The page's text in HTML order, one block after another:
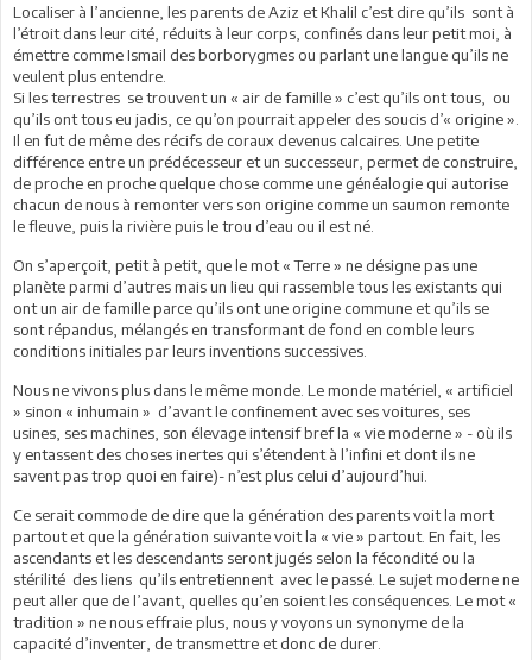
Localiser à l’ancienne, les parents de Aziz et Khalil c’est dire qu’ils sont à
l’étroit dans leur cité, réduits à leur corps, confinés dans leur petit moi, à
émettre comme Ismail des borborygmes ou parlant une langue qu’ils ne
veulent plus entendre.
Si les terrestres se trouvent un « air de famille » c’est qu’ils ont tous, ou
qu’ils ont tous eu jadis, ce qu’on pourrait appeler des soucis d’« origine ».
Il en fut de même des récifs de coraux devenus calcaires. Une petite
différence entre un prédécesseur et un successeur, permet de construire,
de proche en proche quelque chose comme une généalogie qui autorise
chacun de nous à remonter vers son origine comme un saumon remonte
le fleuve, puis la rivière puis le trou d’eau ou il est né.
On s’aperçoit, petit à petit, que le mot « Terre » ne désigne pas une
planète parmi d’autres mais un lieu qui rassemble tous les existants qui
ont un air de famille parce qu’ils ont une origine commune et qu’ils se
sont répandus, mélangés en transformant de fond en comble leurs
conditions initiales par leurs inventions successives.
Nous ne vivons plus dans le même monde. Le monde matériel, « artificiel
» sinon « inhumain » d’avant le confinement avec ses voitures, ses
usines, ses machines, son élevage intensif bref la « vie moderne » - où ils
y entassent des choses inertes qui s’étendent à l’infini et dont ils ne
savent pas trop quoi en faire)- n’est plus celui d’aujourd’hui.
Ce serait commode de dire que la génération des parents voit la mort
partout et que la génération suivante voit la « vie » partout. En fait, les
ascendants et les descendants seront jugés selon la fécondité ou la
stérilité des liens qu’ils entretiennent avec le passé. Le sujet moderne ne
peut aller que de l’avant, quelles qu’en soient les conséquences. Le mot «
tradition » ne nous effraie plus, nous y voyons un synonyme de la
capacité d’inventer, de transmettre et donc de durer.